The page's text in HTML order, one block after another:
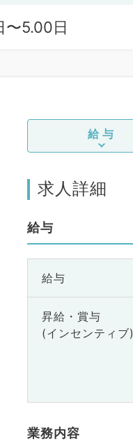
〜5.00日
給与
求人詳細
給与
給与
昇給・賞与
(インセンティブ)
業務内容